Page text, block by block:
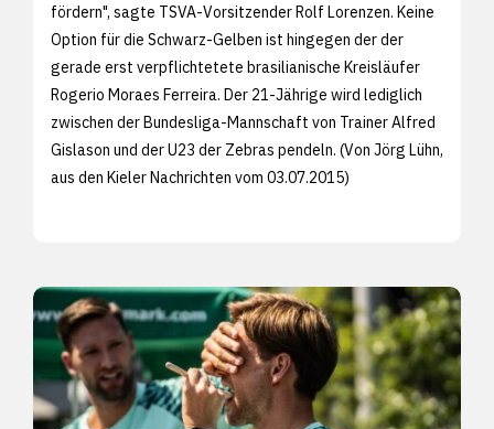
fördern", sagte TSVA-Vorsitzender Rolf Lorenzen. Keine
Option für die Schwarz-Gelben ist hingegen der der
gerade erst verpflichtetete brasilianische Kreisläufer
Rogerio Moraes Ferreira. Der 21-Jährige wird lediglich
zwischen der Bundesliga-Mannschaft von Trainer Alfred
Gislason und der U23 der Zebras pendeln. (Von Jörg Lühn,
aus den Kieler Nachrichten vom 03.07.2015)